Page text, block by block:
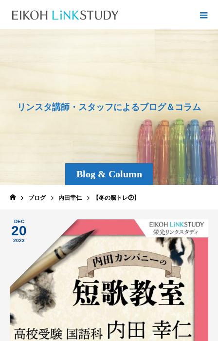
Blog & Column
リ ンスタ講師 ・ スタ ッ フによ るブログ＆ コ ラム
ブログ 内田幸仁 【冬の脳トレ②】
DEC
20
2023